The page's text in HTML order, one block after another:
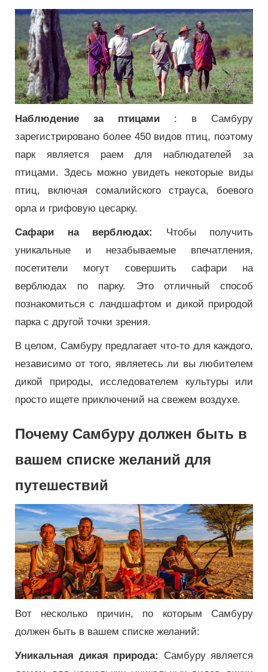
Наблюдение за птицами : в Самбуру
зарегистрировано более 450 видов птиц, поэтому
парк является раем для наблюдателей за
птицами. Здесь можно увидеть некоторые виды
птиц, включая сомалийского страуса, боевого
орла и грифовую цесарку.
Сафари на верблюдах: Чтобы получить
уникальные и незабываемые впечатления,
посетители могут совершить сафари на
верблюдах по парку. Это отличный способ
познакомиться с ландшафтом и дикой природой
парка с другой точки зрения.
В целом, Самбуру предлагает что-то для каждого,
независимо от того, являетесь ли вы любителем
дикой природы, исследователем культуры или
просто ищете приключений на свежем воздухе.
Почему Самбуру должен быть в
вашем списке желаний для
путешествий
Вот несколько причин, по которым Самбуру
должен быть в вашем списке желаний:
Уникальная дикая природа: Самбуру является